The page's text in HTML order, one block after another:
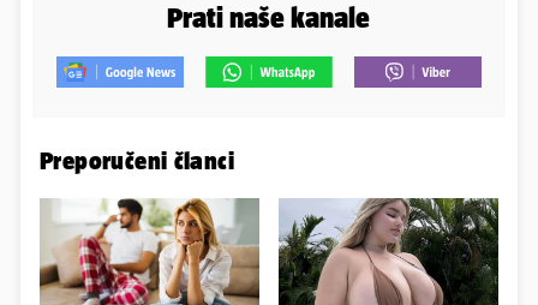
Prati naše kanale
Preporučeni članci